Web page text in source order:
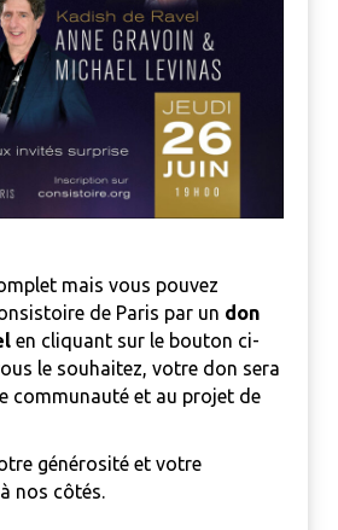
mais vous pouvez
de Paris par un don
en cliquant sur le bouton ci-
le souhaitez, votre don sera
communauté et au projet de
générosité et votre
nos côtés.